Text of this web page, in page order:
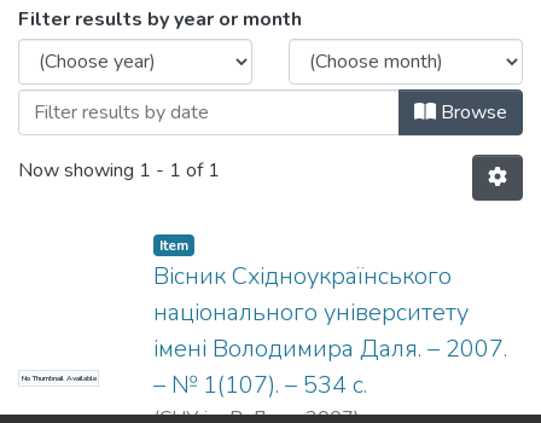
Browsing Вісник Східноукраїнського
Filter results by year or month
Browse
Now showing 1 - 1 of 1
No Thumbnail Available
Item
Вісник Східноукраїнського
національного університету
імені Володимира Даля. – 2007.
– № 1(107). – 534 с.